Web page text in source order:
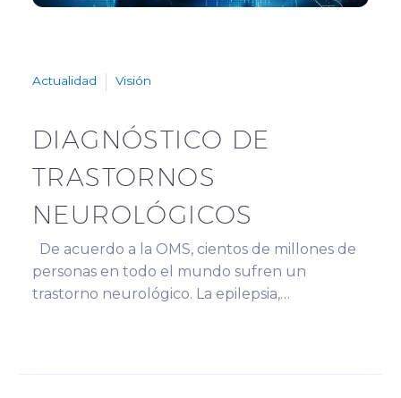
Actualidad Visión
DIAGNÓSTICO DE
TRASTORNOS
NEUROLÓGICOS
De acuerdo a la OMS, cientos de millones de
personas en todo el mundo sufren un
trastorno neurológico. La epilepsia,…